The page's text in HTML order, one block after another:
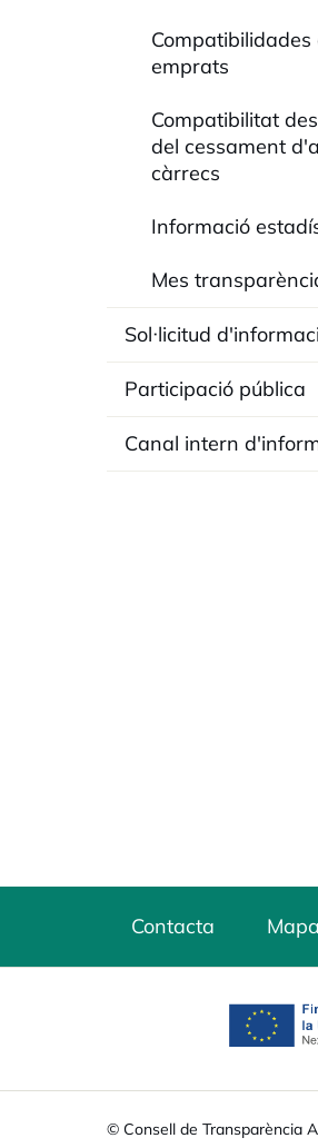
Compatibilidades
emprats
Compatibilitat
del cessament
càrrecs
Informació
Mes
Sol·licitud
Participació pública
Canal intern
Contacta
© Consell de Transparència